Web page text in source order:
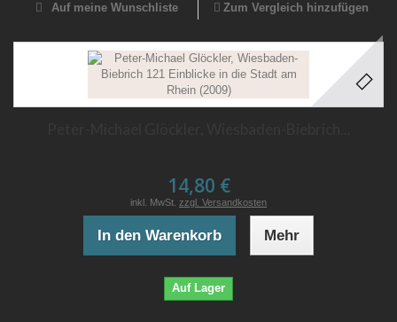
Auf meine Wunschliste Zum Vergleich hinzufügen
14,80 €
inkl. MwSt. zzgl. Versandkosten
In den Warenkorb Mehr
Auf Lager